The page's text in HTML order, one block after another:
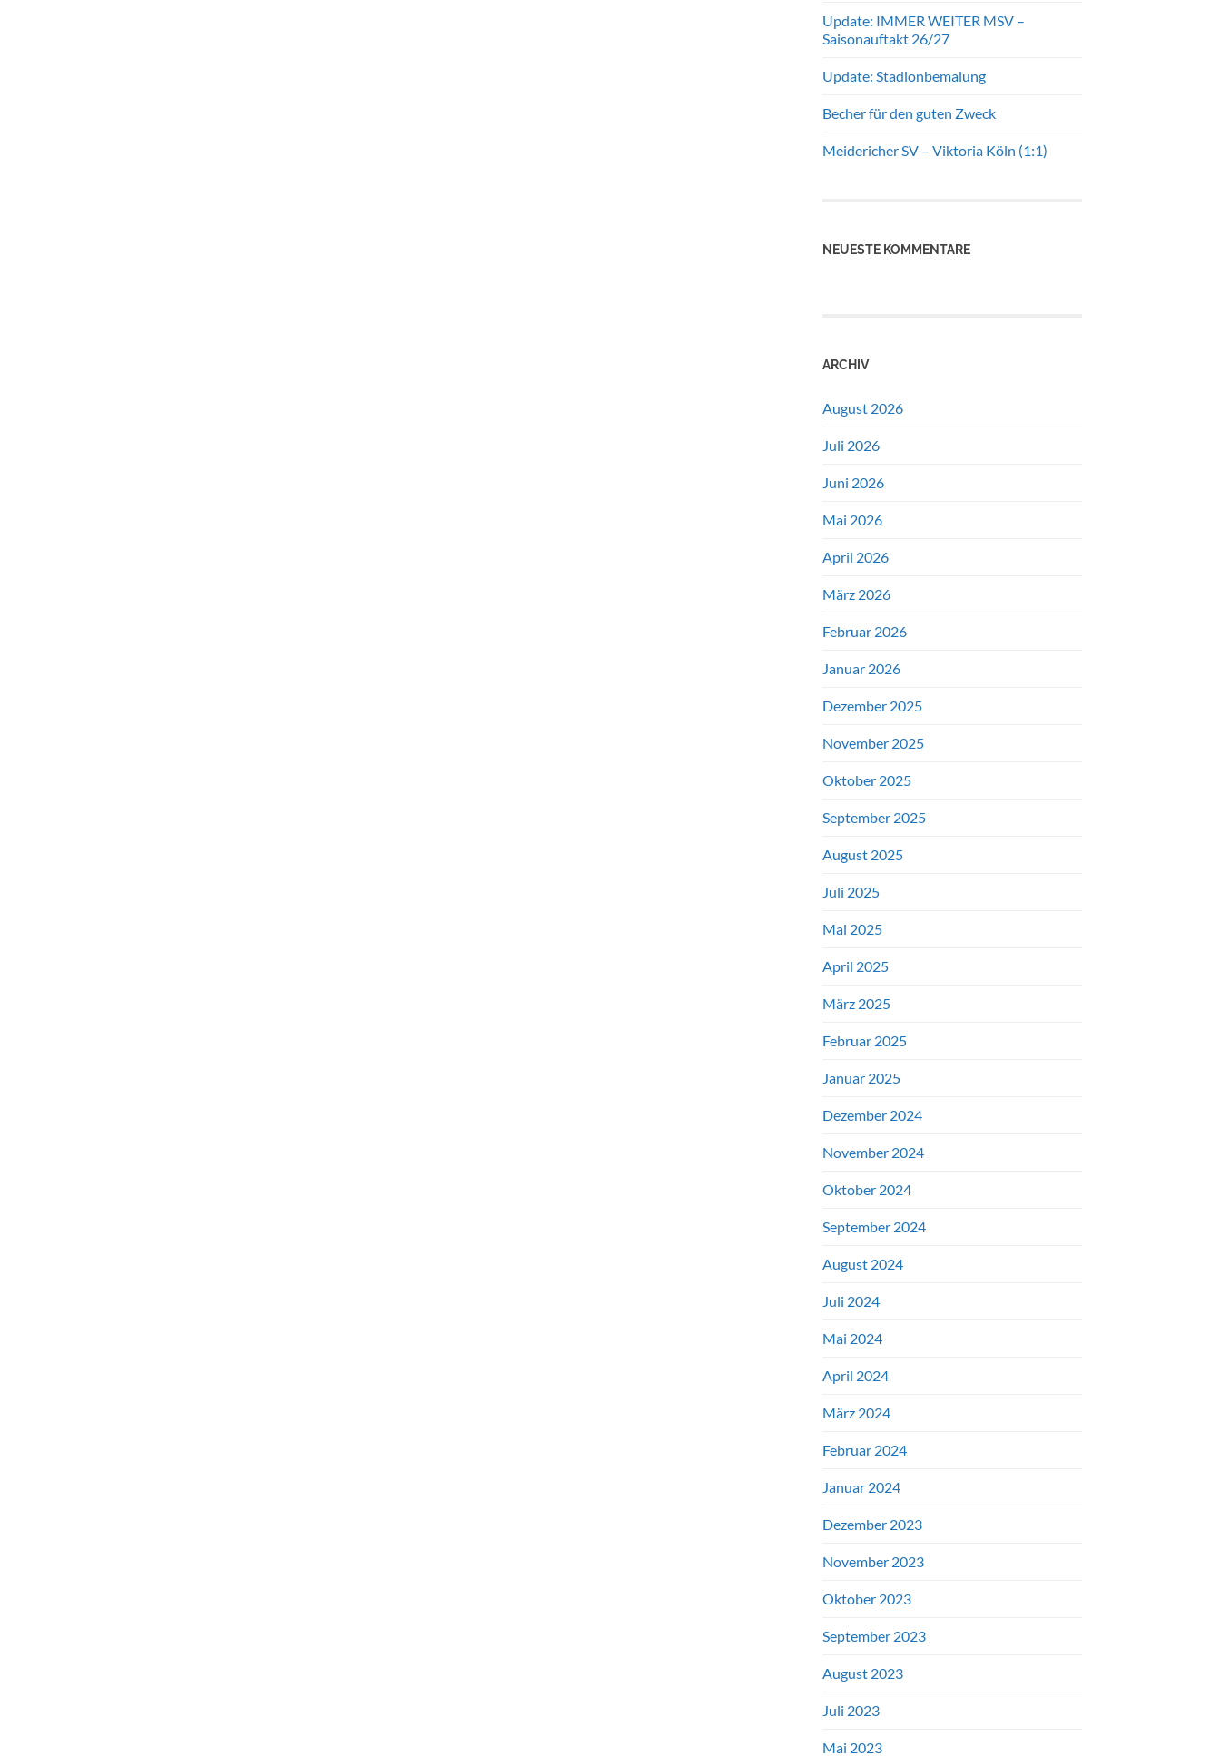
Update: IMMER WEITER MSV –
Saisonauftakt 26/27
Update: Stadionbemalung
Becher für den guten Zweck
Meidericher SV – Viktoria Köln (1:1)
NEUESTE KOMMENTARE
ARCHIV
August 2026
Juli 2026
Juni 2026
Mai 2026
April 2026
März 2026
Februar 2026
Januar 2026
Dezember 2025
November 2025
Oktober 2025
September 2025
August 2025
Juli 2025
Mai 2025
April 2025
März 2025
Februar 2025
Januar 2025
Dezember 2024
November 2024
Oktober 2024
September 2024
August 2024
Juli 2024
Mai 2024
April 2024
März 2024
Februar 2024
Januar 2024
Dezember 2023
November 2023
Oktober 2023
September 2023
August 2023
Juli 2023
Mai 2023